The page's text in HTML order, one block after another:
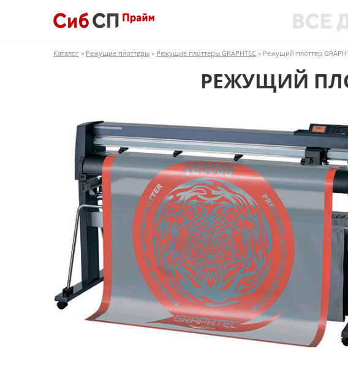
Каталог » Режущие плоттеры » Режущие плоттеры GRAPHTEC » Режущий плоттер
РЕЖУЩИЙ